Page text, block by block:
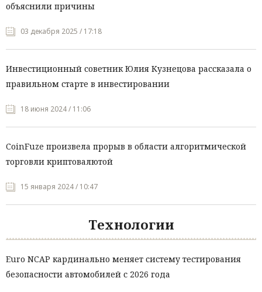
объяснили причины
03 декабря 2025 / 17:18
Инвестиционный советник Юлия Кузнецова рассказала о
правильном старте в инвестировании
18 июня 2024 / 11:06
CoinFuze произвела прорыв в области алгоритмической
торговли криптовалютой
15 января 2024 / 10:47
Технологии
Euro NCAP кардинально меняет систему тестирования
безопасности автомобилей с 2026 года